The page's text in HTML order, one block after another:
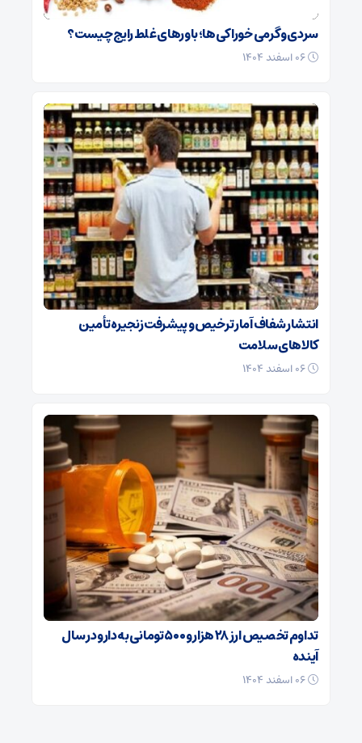
سردی و گرمی خوراکی‌ها؛ باورهای غلط رایج چیست؟
انتشار شفاف آمار ترخیص و پیشرفت زنجیره تأمین
کالاهای سلامت
تداوم تخصیص ارز ۲۸ هزار و ۵۰۰ تومانی به دارو در سال
آینده